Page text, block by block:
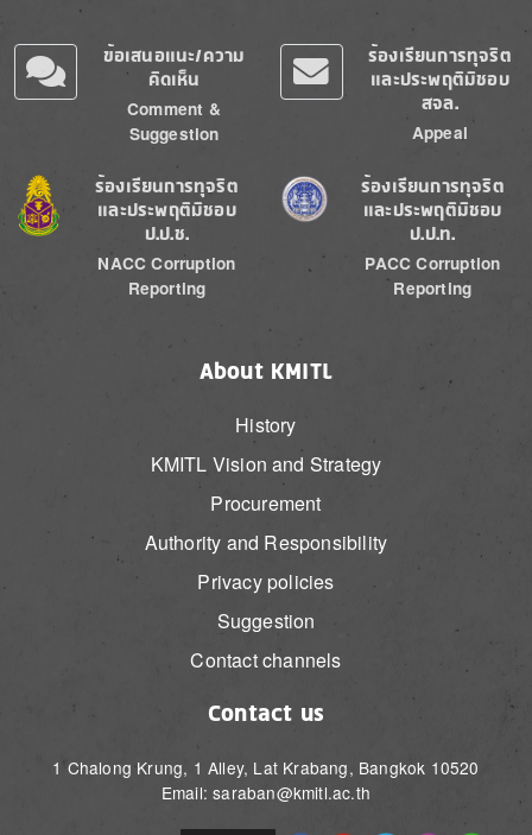
ข้อเสนอแนะ/ความ
คิดเห็น
Comment &
Suggestion
ร้องเรียนการทุจริต
และประพฤติมิชอบ
สจล.
Appeal
Image
ร้องเรียนการทุจริต
และประพฤติมิชอบ
ป.ป.ช.
NACC Corruption
Reporting
Image
ร้องเรียนการทุจริต
และประพฤติมิชอบ
ป.ป.ท.
PACC Corruption
Reporting
About KMITL
History
KMITL Vision and Strategy
Procurement
Authority and Responsibility
Privacy policies
Suggestion
Contact channels
Contact us
1 Chalong Krung, 1 Alley, Lat Krabang, Bangkok 10520
Email: saraban@kmitl.ac.th